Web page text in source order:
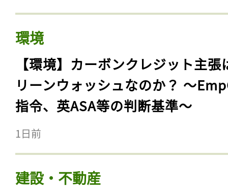
環境
【環境】カーボンクレジット主張
リーンウォッシュなのか？ 〜
指令、英ASA等の判断基準〜
1日前
建設・不動産